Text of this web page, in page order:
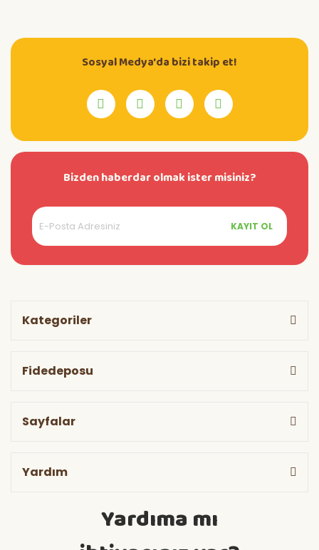
Sosyal Medya'da bizi takip et!
Bizden haberdar olmak ister misiniz?
KAYIT OL
Kategoriler
Fidedeposu
Sayfalar
Yardım
Yardıma mı